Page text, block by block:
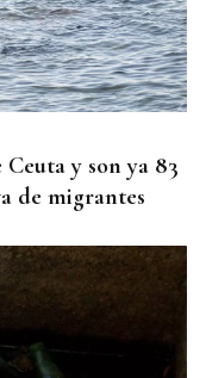
y son ya 83
de migrantes